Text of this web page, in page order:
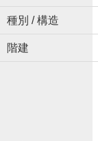
種別 / 構造
階建